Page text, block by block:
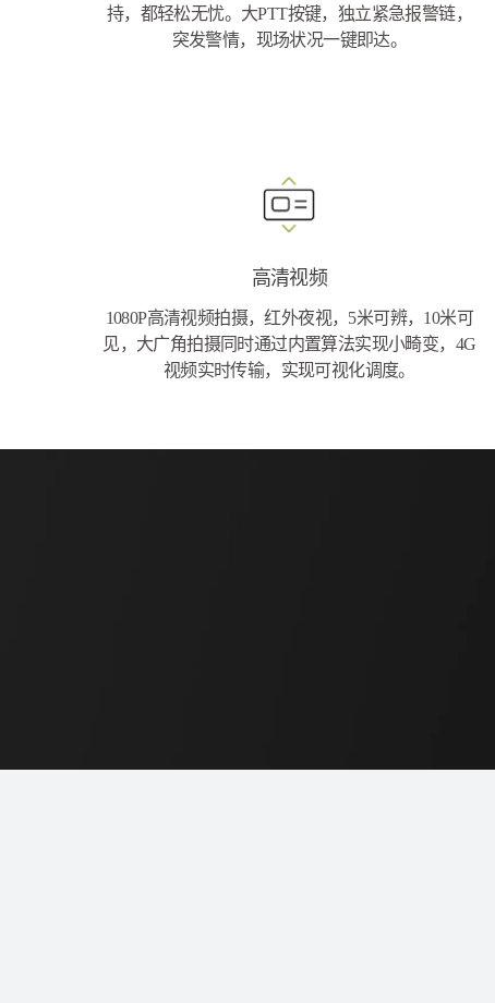
持，都轻松无忧。大PTT按键，独立紧急报警链，
突发警情，现场状况一键即达。
高清视频
1080P高清视频拍摄，红外夜视，5米可辨，10米可
见，大广角拍摄同时通过内置算法实现小畸变，4G
视频实时传输，实现可视化调度。